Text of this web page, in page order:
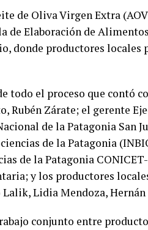
de Oliva Virgen Extra
de Elaboración de
donde productores locales
todo el proceso que contó
Rubén Zárate; el gerente
de la Patagonia San
de la Patagonia
de la Patagonia
y los productores
Lidia Mendoza, Hernán
conjunto entre